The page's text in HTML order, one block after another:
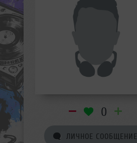
0
ЛИЧНОЕ СООБЩЕНИЕ